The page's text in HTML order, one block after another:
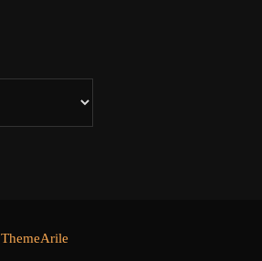
ThemeArile